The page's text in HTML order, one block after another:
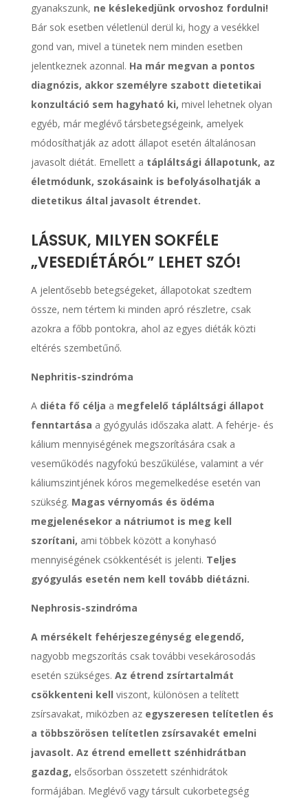
gyanakszunk, ne késlekedjünk orvoshoz fordulni!
Bár sok esetben véletlenül derül ki, hogy a vesékkel
gond van, mivel a tünetek nem minden esetben
jelentkeznek azonnal. Ha már megvan a pontos
diagnózis, akkor személyre szabott dietetikai
konzultáció sem hagyható ki, mivel lehetnek olyan
egyéb, már meglévő társbetegségeink, amelyek
módosíthatják az adott állapot esetén általánosan
javasolt diétát. Emellett a tápláltsági állapotunk, az
életmódunk, szokásaink is befolyásolhatják a
dietetikus által javasolt étrendet.
LÁSSUK, MILYEN SOKFÉLE
„VESEDIÉTÁRÓL” LEHET SZÓ!
A jelentősebb betegségeket, állapotokat szedtem
össze, nem tértem ki minden apró részletre, csak
azokra a főbb pontokra, ahol az egyes diéták közti
eltérés szembetűnő.
Nephritis-szindróma
Adiéta fő célja a megfelelő tápláltsági állapot
fenntartása a gyógyulás időszaka alatt. A fehérje- és
kálium mennyiségének megszorítására csak a
veseműködés nagyfokú beszűkülése, valamint a vér
káliumszintjének kóros megemelkedése esetén van
szükség. Magas vérnyomás és ödéma
megjelenésekor a nátriumot is meg kell
szorítani, ami többek között a konyhasó
mennyiségének csökkentését is jelenti. Teljes
gyógyulás esetén nem kell tovább diétázni.
Nephrosis-szindróma
A mérsékelt fehérjeszegénység elegendő,
nagyobb megszorítás csak további vesekárosodás
esetén szükséges. Az étrend zsírtartalmát
csökkenteni kell viszont, különösen a telített
zsírsavakat, miközben az egyszeresen telítetlen és
a többszörösen telítetlen zsírsavakét emelni
javasolt. Az étrend emellett szénhidrátban
gazdag, elsősorban összetett szénhidrátok
formájában. Meglévő vagy társult cukorbetegség